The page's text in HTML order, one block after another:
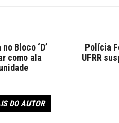
Bloco ‘D’
como ala
Polícia
UFRR
DO AUTOR